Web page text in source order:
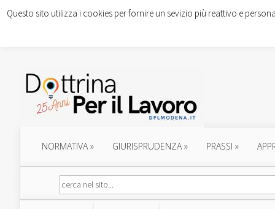
NORMATIVA» GIURISPRUDENZA» PRASSI »
Questo sito utilizza i cookies per fornire un sevizio più reattivo e